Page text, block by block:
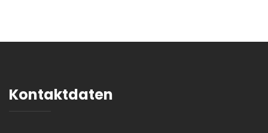
Kontaktdaten